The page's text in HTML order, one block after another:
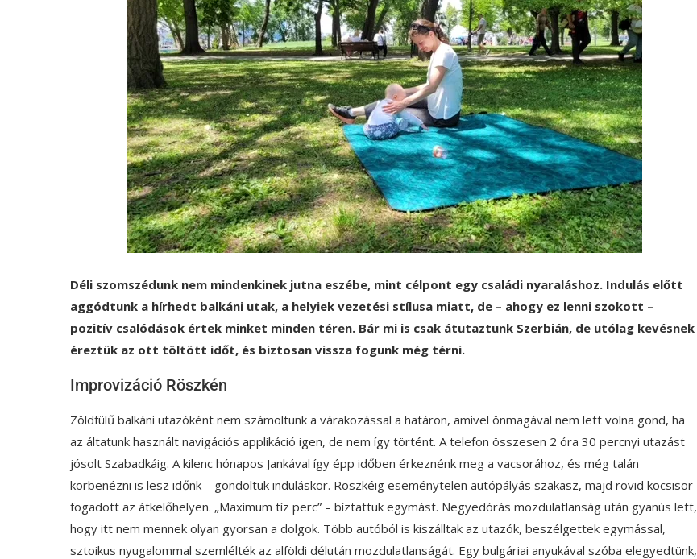
Déli szomszédunk nem mindenkinek jutna eszébe, mint célpont egy családi nyaraláshoz. Indulás előtt
aggódtunk a hírhedt balkáni utak, a helyiek vezetési stílusa miatt, de – ahogy ez lenni szokott –
pozitív csalódások értek minket minden téren. Bár mi is csak átutaztunk Szerbián, de utólag kevésnek
éreztük az ott töltött időt, és biztosan vissza fogunk még térni.
Improvizáció Röszkén
Zöldfülű balkáni utazóként nem számoltunk a várakozással a határon, amivel önmagával nem lett volna gond, ha
az áltatunk használt navigációs applikáció igen, de nem így történt. A telefon összesen 2 óra 30 percnyi utazást
jósolt Szabadkáig. A kilenc hónapos Jankával így épp időben érkeznénk meg a vacsorához, és még talán
körbenézni is lesz időnk – gondoltuk induláskor. Röszkéig eseménytelen autópályás szakasz, majd rövid kocsisor
fogadott az átkelőhelyen. „Maximum tíz perc” – bíztattuk egymást. Negyedórás mozdulatlanság után gyanús lett,
hogy itt nem mennek olyan gyorsan a dolgok. Több autóból is kiszálltak az utazók, beszélgettek egymással,
sztoikus nyugalommal szemlélték az alföldi délután mozdulatlanságát. Egy bulgáriai anyukával szóba elegyedtünk,